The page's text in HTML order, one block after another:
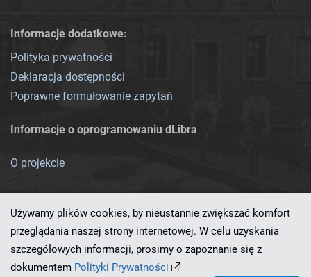
Informacje dodatkowe:
Polityka prywatności
Deklaracja dostępności
Poprawne formułowanie zapytań
Informacje o oprogramowaniu dLibra
O projekcie
Ten serwis działa dzięki oprogramowaniu
Używamy plików cookies, by nieustannie zwiększać komfort
przeglądania naszej strony internetowej. W celu uzyskania
szczegółowych informacji, prosimy o zapoznanie się z
dokumentem Polityki Prywatności